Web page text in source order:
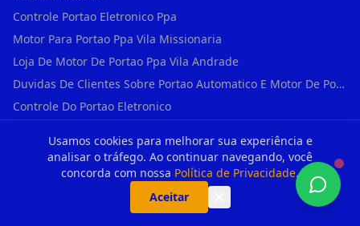
Usamos cookies para melhorar sua experiência e
analisar o tráfego. Ao continuar navegando, você
concorda com nossa Política de Privacidade.
Aceitar
Controle Portao Eletronico Ppa
Motor Para Portao Ppa Vila Missionaria
Loja De Motor De Portao Ppa Vila Andrade
Duvidas De Clientes Sobre Portao Automatico E Motor De Portao Motor Para Portao De Ferro
Controle Do Portao Eletronico
Portao basculante fotos em Jardim São Luís
6 Controle Remoto 3 Canais Portão Eletronico 433mhz Rcg Seg Garen Ppa em Vila Clementino
Extensor Repetidor Wi Fi 5g 2.4g Dual Band 6 Antenas em Vila Sônia